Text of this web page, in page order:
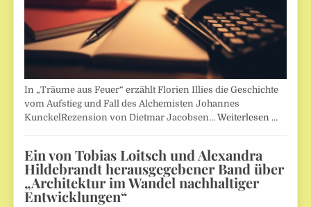
In „Träume aus Feuer“ erzählt Florien Illies die Geschichte
vom Aufstieg und Fall des Alchemisten Johannes
KunckelRezension von Dietmar Jacobsen…Weiterlesen …
Ein von Tobias Loitsch und Alexandra
Hildebrandt herausgegebener Band über
„Architektur im Wandel nachhaltiger
Entwicklungen“